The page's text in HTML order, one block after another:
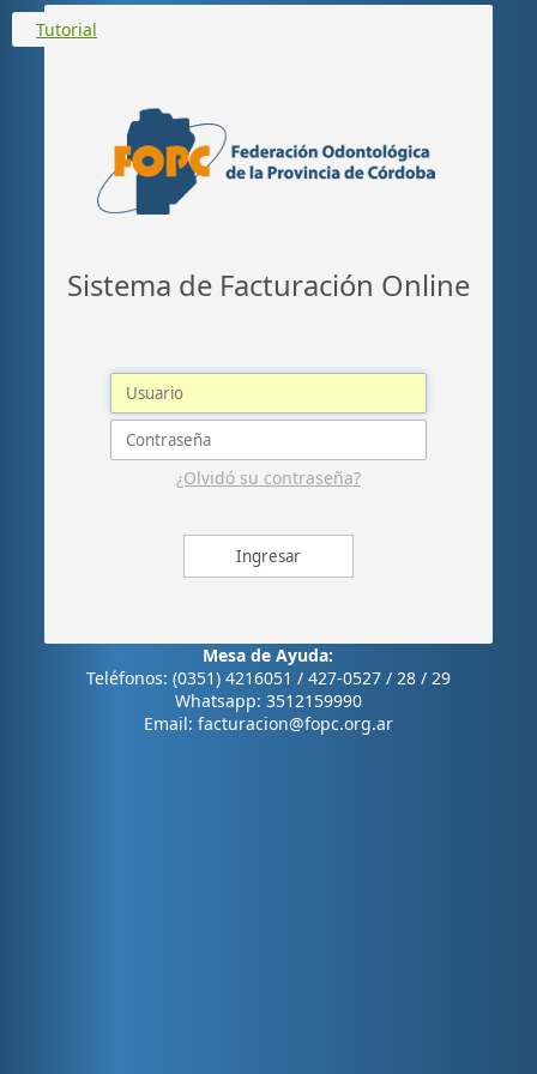
Tutorial
Sistema de Facturación Online
¿Olvidó su contraseña?
Mesa de Ayuda:
Teléfonos: (0351) 4216051 / 427-0527 / 28 / 29
Whatsapp: 3512159990
Email: facturacion@fopc.org.ar